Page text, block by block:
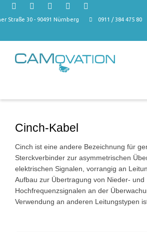
Straße 30 - 90491 Nürnberg 0911 / 384 475 80
Cinch-Kabel
Cinch ist eine andere Bezeichnung für
Sterckverbinder zur asymmetrischen
elektrischen Signalen, vorrangig an
Aufbau zur Übertragung von Nieder- und
Hochfrequenzsignalen an der
Verwendung an anderen Leitungstypen